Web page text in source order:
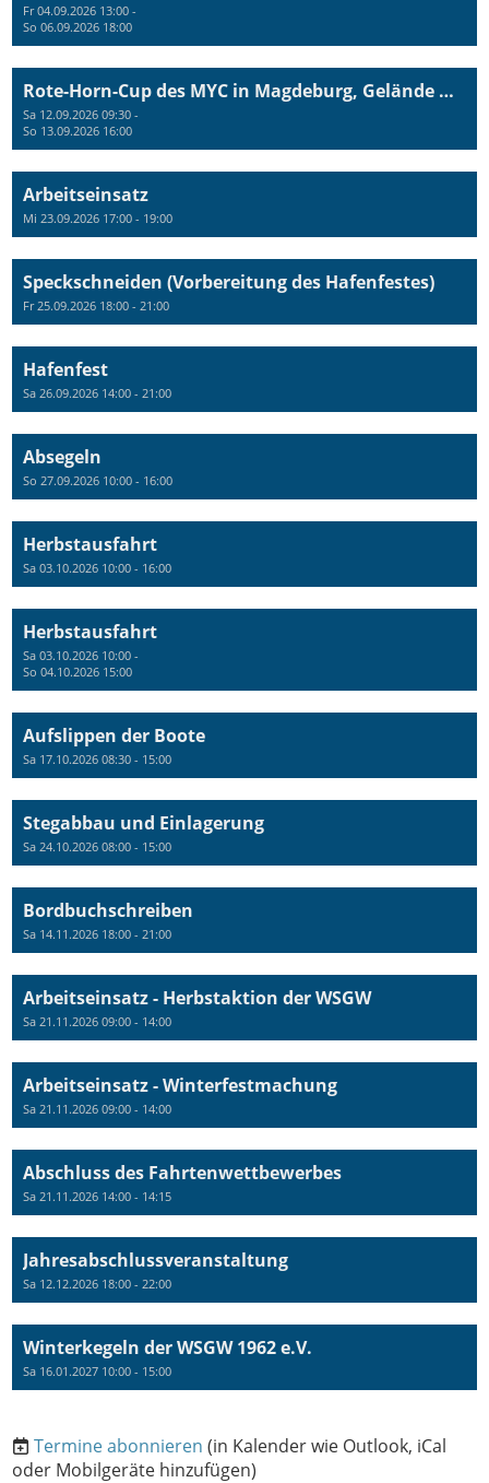
Fr 04.09.2026 13:00 -
So 06.09.2026 18:00
Rote-Horn-Cup des MYC in Magdeburg, Gelände MSV
Sa 12.09.2026 09:30 -
So 13.09.2026 16:00
Arbeitseinsatz
Mi 23.09.2026 17:00 - 19:00
Speckschneiden (Vorbereitung des Hafenfestes)
Fr 25.09.2026 18:00 - 21:00
Hafenfest
Sa 26.09.2026 14:00 - 21:00
Absegeln
So 27.09.2026 10:00 - 16:00
Herbstausfahrt
Sa 03.10.2026 10:00 - 16:00
Herbstausfahrt
Sa 03.10.2026 10:00 -
So 04.10.2026 15:00
Aufslippen der Boote
Sa 17.10.2026 08:30 - 15:00
Stegabbau und Einlagerung
Sa 24.10.2026 08:00 - 15:00
Bordbuchschreiben
Sa 14.11.2026 18:00 - 21:00
Arbeitseinsatz - Herbstaktion der WSGW
Sa 21.11.2026 09:00 - 14:00
Arbeitseinsatz - Winterfestmachung
Sa 21.11.2026 09:00 - 14:00
Abschluss des Fahrtenwettbewerbes
Sa 21.11.2026 14:00 - 14:15
Jahresabschlussveranstaltung
Sa 12.12.2026 18:00 - 22:00
Winterkegeln der WSGW 1962 e.V.
Sa 16.01.2027 10:00 - 15:00
Termine abonnieren (in Kalender wie Outlook, iCal
oder Mobilgeräte hinzufügen)